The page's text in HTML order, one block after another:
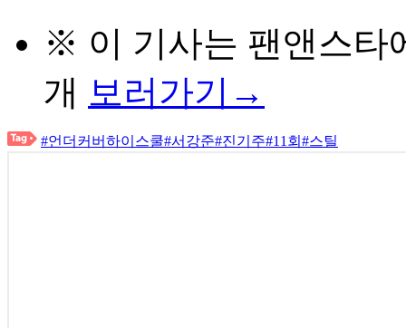
※ 이 기사는 팬앤스타
개 보러가기→
#언더커버하이스쿨#서강준#진기주#11회 #스틸